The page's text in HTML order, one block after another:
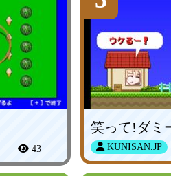
43 KUNISAN.JP